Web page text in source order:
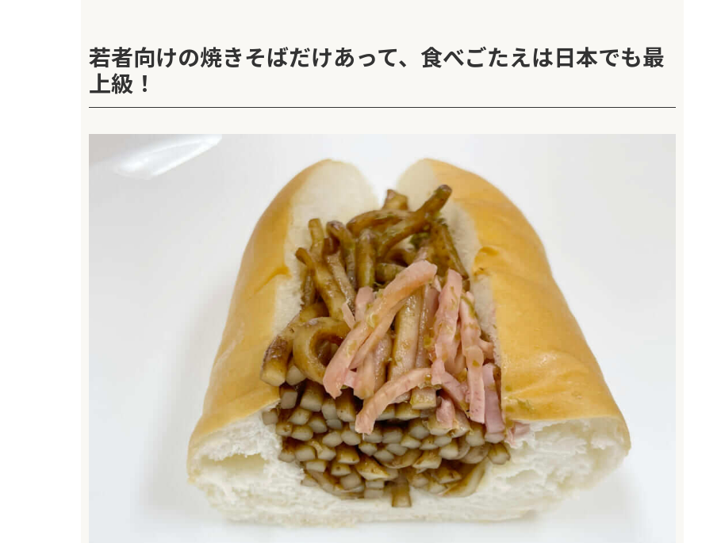
若者向けの焼きそばだけあって、食べごたえは日本でも最
上級！